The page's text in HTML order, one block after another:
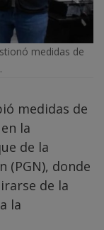
medidas de
medidas de
la
de la
(PGN), donde
de la
la